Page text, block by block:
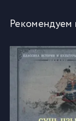
Рекомендуем